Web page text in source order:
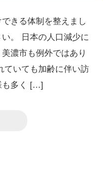
きる体制を整えまし
。 日本の人口減少に
濃市も例外ではあり
ていても加齢に伴い訪
も多く […]